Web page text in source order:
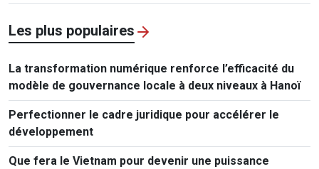
Les plus populaires
La transformation numérique renforce l’efficacité du
modèle de gouvernance locale à deux niveaux à Hanoï
Perfectionner le cadre juridique pour accélérer le
développement
Que fera le Vietnam pour devenir une puissance